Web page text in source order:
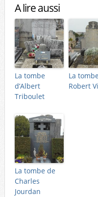
A lire aussi
La tombe
d’Albert
Triboulet
La
Robert
La tombe de
Charles
Jourdan